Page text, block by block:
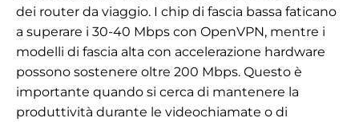
dei router da viaggio. I chip di fascia bassa faticano
a superare i 30-40 Mbps con OpenVPN, mentre i
modelli di fascia alta con accelerazione hardware
possono sostenere oltre 200 Mbps. Questo è
importante quando si cerca di mantenere la
produttività durante le videochiamate o di